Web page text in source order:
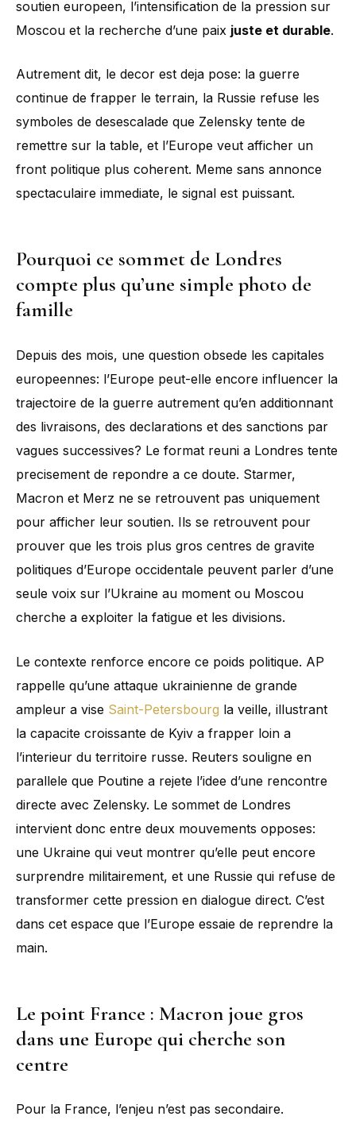
soutien europeen, l’intensification de la pression sur
Moscou et la recherche d’une paix juste et durable.
Autrement dit, le decor est deja pose: la guerre
continue de frapper le terrain, la Russie refuse les
symboles de desescalade que Zelensky tente de
remettre sur la table, et l’Europe veut afficher un
front politique plus coherent. Meme sans annonce
spectaculaire immediate, le signal est puissant.
Pourquoi ce sommet de Londres
compte plus qu’une simple photo de
famille
Depuis des mois, une question obsede les capitales
europeennes: l’Europe peut-elle encore influencer la
trajectoire de la guerre autrement qu’en additionnant
des livraisons, des declarations et des sanctions par
vagues successives? Le format reuni a Londres tente
precisement de repondre a ce doute. Starmer,
Macron et Merz ne se retrouvent pas uniquement
pour afficher leur soutien. Ils se retrouvent pour
prouver que les trois plus gros centres de gravite
politiques d’Europe occidentale peuvent parler d’une
seule voix sur l’Ukraine au moment ou Moscou
cherche a exploiter la fatigue et les divisions.
Le contexte renforce encore ce poids politique. AP
rappelle qu’une attaque ukrainienne de grande
ampleur a vise Saint-Petersbourg la veille, illustrant
la capacite croissante de Kyiv a frapper loin a
l’interieur du territoire russe. Reuters souligne en
parallele que Poutine a rejete l’idee d’une rencontre
directe avec Zelensky. Le sommet de Londres
intervient donc entre deux mouvements opposes:
une Ukraine qui veut montrer qu’elle peut encore
surprendre militairement, et une Russie qui refuse de
transformer cette pression en dialogue direct. C’est
dans cet espace que l’Europe essaie de reprendre la
main.
Le point France : Macron joue gros
dans une Europe qui cherche son
centre
Pour la France, l’enjeu n’est pas secondaire.